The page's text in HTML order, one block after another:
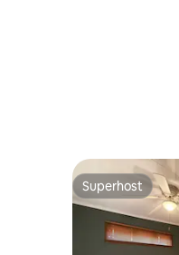
Superhost
Superhost